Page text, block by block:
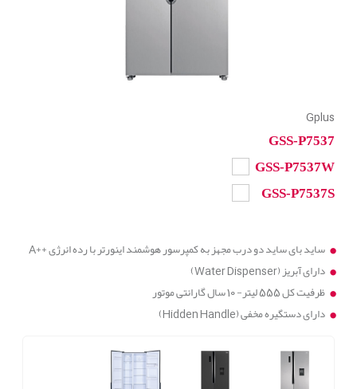
Gplus
GSS-P7537
GSS-P7537W
GSS-P7537S
ساید بای ساید دو درب مجهز به کمپرسور هوشمند اینورتر با رده انرژی ++A
دارای آبریز (Water Dispenser)
ظرفیت کل 555 لیتر- 10 سال گارانتی موتور
دارای دستگیره مخفی (Hidden Handle)